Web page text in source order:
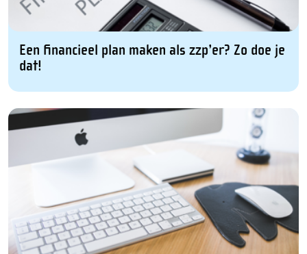
Een financieel plan maken als zzp’er? Zo doe je
dat!